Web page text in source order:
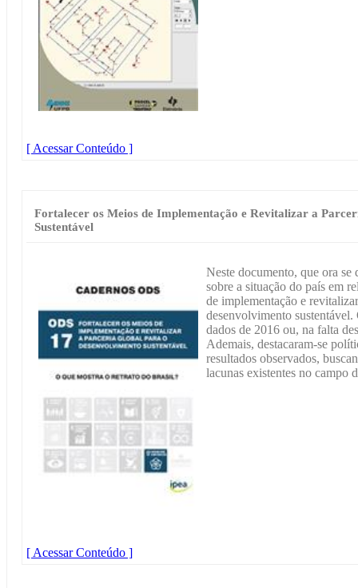
[ Acessar Conteúdo ]
Fortalecer os Meios de Implementação e Revitalizar a
Sustentável
Neste documento, que ora
sobre a situação do país em
de implementação e
desenvolvimento
dados de 2016 ou, na falta
Ademais, destacaram-se
resultados observados,
lacunas existentes no campo
[ Acessar Conteúdo ]